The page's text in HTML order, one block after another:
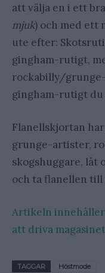
att välja en i ett
mjuk) och med ett
ute efter:
gingham-rutigt,
rockabilly/
gingham-rutigt du
Flanellskjortan
grunge-artister,
skogshuggare, låt
och ta flanellen till
Artikeln
att driva
TAGGAR Höstmode